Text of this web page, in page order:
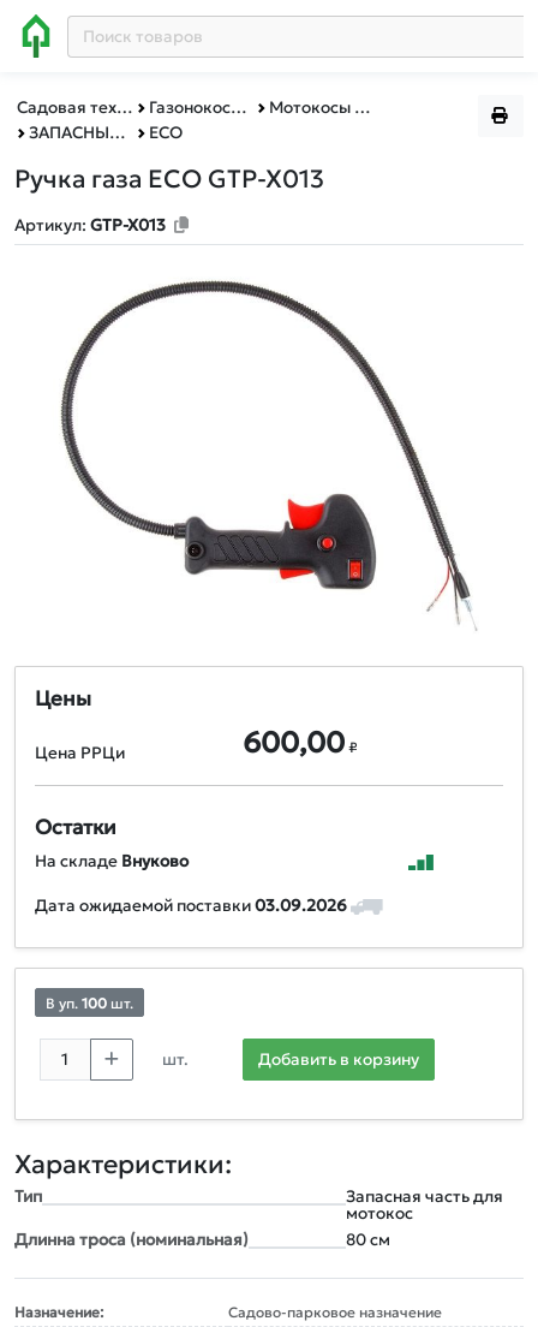
Садовая техника, оснастка и принадлежности Газонокосилки, мотокосы и триммеры
Мотокосы и триммеры
ЗАПАСНЫЕ ЧАСТИ ДЛЯ МОТОКОС
ECO
Ручка газа ECO GTP-X013
Артикул: GTP-X013
Цены
Цена РРЦи 600,00 ₽
Остатки
На складе Внуково
Дата ожидаемой поставки03.09.2026
В уп. 100 шт.
шт. Добавить в корзину
Характеристики:
Тип
Запасная часть для
мотокос
Длинна троса (номинальная)
80 см
Назначение:
Садово-парковое назначение